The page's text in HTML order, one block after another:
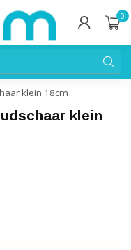
0
klein 18cm
klein